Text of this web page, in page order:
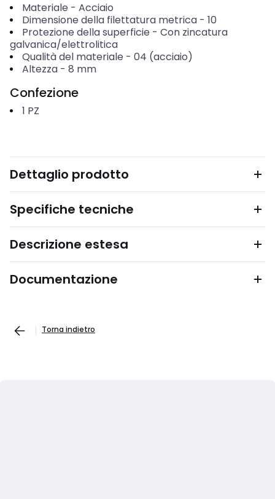
Materiale - Acciaio
Dimensione della filettatura metrica- 10
Protezione della superficie - Con zincatura
galvanica/elettrolitica
Qualità del materiale - 04 (acciaio)
Altezza- 8 mm
Confezione
1 PZ
Dettaglio prodotto
Specifiche tecniche
Descrizione estesa
Documentazione
Torna indietro